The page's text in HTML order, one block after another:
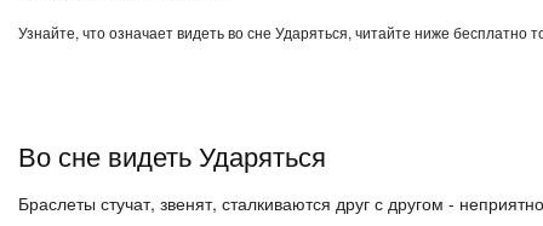
Узнайте, что означает видеть во сне Ударяться, читайте ниже бесплатно
Во сне видеть Ударяться
Браслеты стучат, звенят, сталкиваются друг с другом -